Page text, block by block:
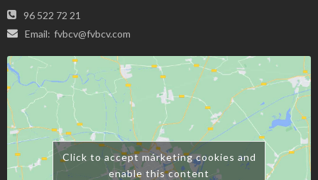
96 522 72 21
Email: fvbcv@fvbcv.com
Click to accept márketing cookies and
enable this content